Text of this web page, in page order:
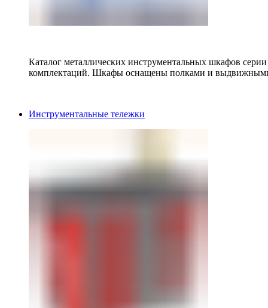
Каталог металлических инструментальных шкафов
комплектаций. Шкафы оснащены полками и
Инструментальные тележки